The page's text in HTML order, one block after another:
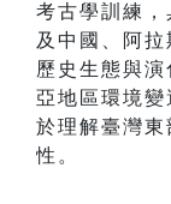
考古學訓練
及中國、阿
歷史生態與
亞地區環境
於理解臺灣
性。